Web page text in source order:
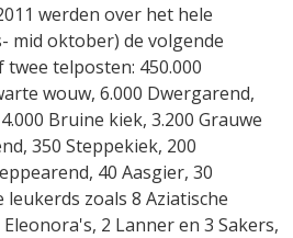
werden over het hele
mid oktober) de volgende
telposten: 450.000
wouw, 6.000 Dwergarend,
Bruine kiek, 3.200 Grauwe
350 Steppekiek, 200
40 Aasgier, 30
zoals 8 Aziatische
2 Lanner en 3 Sakers,